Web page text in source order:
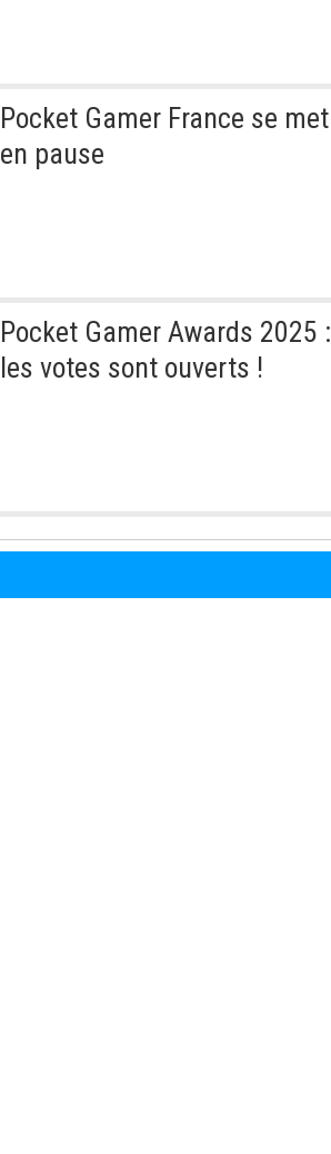
Pocket Gamer France se met
en pause
Pocket Gamer Awards 2025 :
les votes sont ouverts !